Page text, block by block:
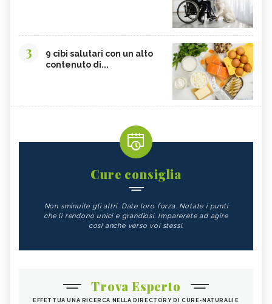
3
9 cibi salutari con un alto
contenuto di...
Cure consiglia
Non sminuite gli altri. Date loro forza. Notate i punti
che li rendono unici e grandiosi. Imparerete ad agire
così anche verso voi stessi.
Trova Esperto
EFFETTUA UNA RICERCA NELLA DIRECTORY DI CURE-NATURALI E